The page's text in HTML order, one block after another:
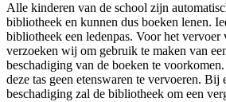
Alle kinderen van de school zijn
bibliotheek en kunnen dus boeken lenen.
bibliotheek een ledenpas. Voor het vervoer
verzoeken wij om gebruik te maken van
beschadiging van de boeken te
deze tas geen etenswaren te vervoeren. Bij
beschadiging zal de bibliotheek om een